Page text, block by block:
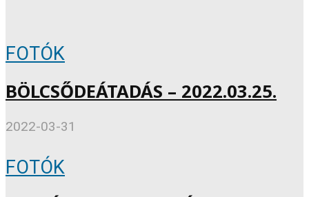
FOTÓK
BÖLCSŐDEÁTADÁS – 2022.03.25.
2022-03-31
FOTÓK